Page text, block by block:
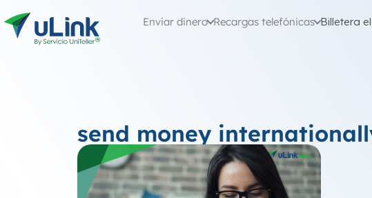
Enviar dinero Recargas telefónicas Billetera
send money